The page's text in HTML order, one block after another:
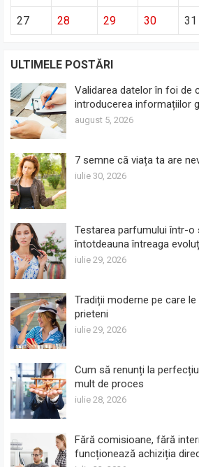
27 28 29 30 31
ULTIMELE POSTĂRI
Validarea datelor în foi de
introducerea informațiilor
august 5, 2026
7 semne că viața ta are
iulie 30, 2026
Testarea parfumului într-o
întotdeauna întreaga
iulie 29, 2026
Tradiții moderne pe care
prieteni
iulie 29, 2026
Cum să renunți la
mult de proces
iulie 28, 2026
Fără comisioane, fără
funcționează achiziția